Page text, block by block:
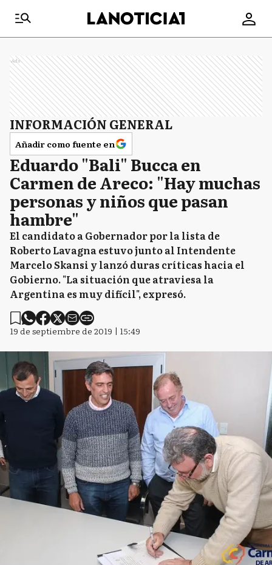
Ads
INFORMACIÓN GENERAL
Añadir como fuente en
Eduardo "Bali" Bucca en
Carmen de Areco: "Hay muchas
personas y niños que pasan
hambre"
El candidato a Gobernador por la lista de
Roberto Lavagna estuvo junto al Intendente
Marcelo Skansi y lanzó duras críticas hacia el
Gobierno. "La situación que atraviesa la
Argentina es muy difícil", expresó.
19 de septiembre de 2019 | 15:49